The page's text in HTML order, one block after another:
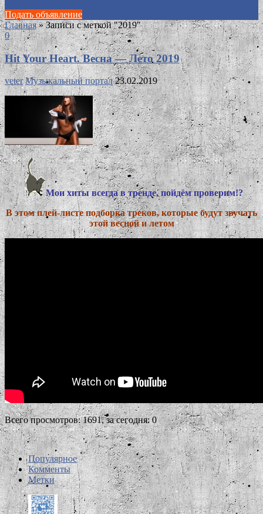
Подать объявление
Главная » Записи с меткой "2019"
0
Hit Your Heart. Весна — Лето 2019
veter Музыкальный портал 23.02.2019
Мои хиты всегда в тренде, пойдём проверим!?
В этом плей-листе подборка треков, которые будут звучать
этой весной и летом
Всего просмотров: 1691, за сегодня: 0
Популярное
Комменты
Метки